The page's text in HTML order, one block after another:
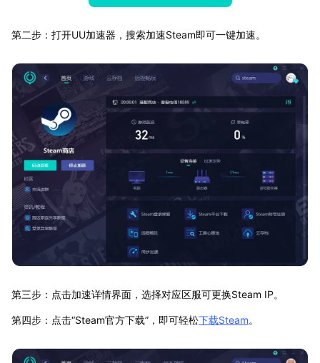
第二步：打开UU加速器，搜索加速Steam即可一键加速。
第三步：点击加速详情界面，选择对应区服可更换Steam IP。
第四步：点击“Steam官方下载”，即可轻松下载Steam。